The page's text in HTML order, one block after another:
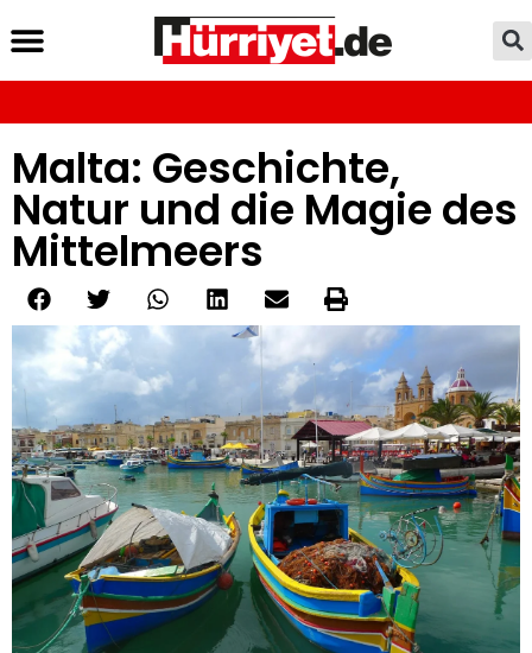
Malta: Geschichte,
Natur und die Magie des
Mittelmeers